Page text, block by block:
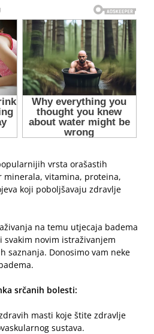
vrsta orašastih
minerala, vitamina, proteina,
koji poboljšavaju zdravlje
na temu utjecaja badema
svakim novim istraživanjem
saznanja. Donosimo vam neke
srčanih bolesti:
masti koje štite zdravlje
sustava.